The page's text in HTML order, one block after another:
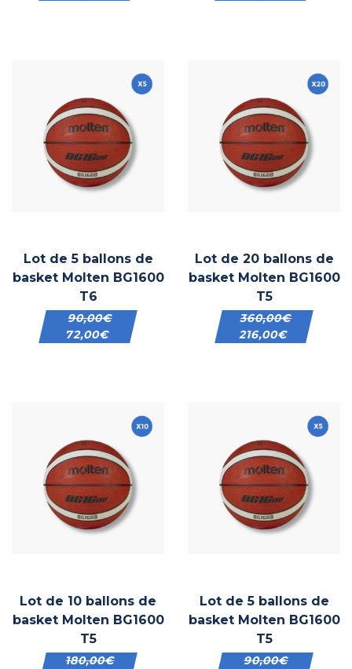
Lot de 5 ballons de
basket Molten BG1600
T6
90,00€
72,00€
Lot de 20 ballons de
basket Molten BG1600
T5
360,00€
216,00€
Lot de 10 ballons de
basket Molten BG1600
T5
180,00€
Lot de 5 ballons de
basket Molten BG1600
T5
90,00€